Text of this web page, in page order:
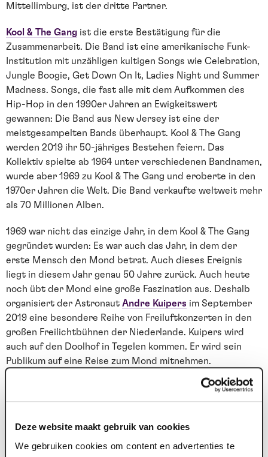
Deze website maakt gebruik van cookies
We gebruiken cookies om content en advertenties te
Mittellimburg, ist der dritte Partner.
Kool & The Gang ist die erste Bestätigung für die
Zusammenarbeit. Die Band ist eine amerikanische Funk-
Institution mit unzähligen kultigen Songs wie Celebration,
Jungle Boogie, Get Down On It, Ladies Night und Summer
Madness. Songs, die fast alle mit dem Aufkommen des
Hip-Hop in den 1990er Jahren an Ewigkeitswert
gewannen: Die Band aus New Jersey ist eine der
meistgesampelten Bands überhaupt. Kool & The Gang
werden 2019 ihr 50-jähriges Bestehen feiern. Das
Kollektiv spielte ab 1964 unter verschiedenen Bandnamen,
wurde aber 1969 zu Kool & The Gang und eroberte in den
1970er Jahren die Welt. Die Band verkaufte weltweit mehr
als 70 Millionen Alben.
1969 war nicht das einzige Jahr, in dem Kool & The Gang
gegründet wurden: Es war auch das Jahr, in dem der
erste Mensch den Mond betrat. Auch dieses Ereignis
liegt in diesem Jahr genau 50 Jahre zurück. Auch heute
noch übt der Mond eine große Faszination aus. Deshalb
organisiert der Astronaut Andre Kuipers im September
2019 eine besondere Reihe von Freiluftkonzerten in den
großen Freilichtbühnen der Niederlande. Kuipers wird
auch auf den Doolhof in Tegelen kommen. Er wird sein
Publikum auf eine Reise zum Mond mitnehmen.
Seine faszinierenden Geschichten werden durch
spektakuläre Bilder untermalt und mit klassischer, vom
Streichorchester Kamerata Zuid unter der Leitung von
Frank Adams gespielt wird. Es verspricht ein besonderes